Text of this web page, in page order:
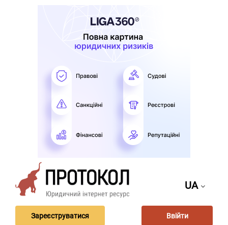
UA
Зареєструватися Ввійти